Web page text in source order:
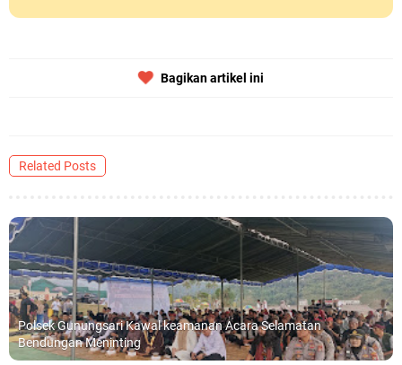
Bagikan artikel ini
Related Posts
Polsek Gunungsari Kawal keamanan Acara Selamatan
Bendungan Meninting